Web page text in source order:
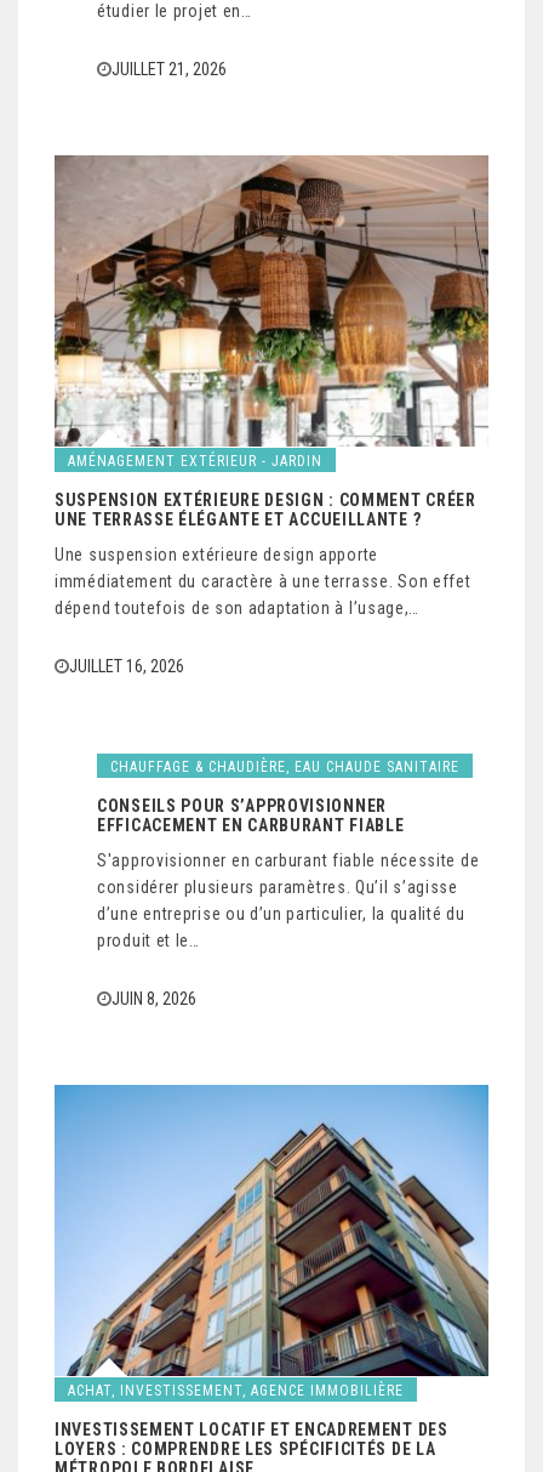
étudier le projet en…
JUILLET 21, 2026
AMÉNAGEMENT EXTÉRIEUR - JARDIN
SUSPENSION EXTÉRIEURE DESIGN : COMMENT CRÉER
UNE TERRASSE ÉLÉGANTE ET ACCUEILLANTE ?
Une suspension extérieure design apporte
immédiatement du caractère à une terrasse. Son effet
dépend toutefois de son adaptation à l’usage,…
JUILLET 16, 2026
CHAUFFAGE & CHAUDIÈRE, EAU CHAUDE SANITAIRE
CONSEILS POUR S’APPROVISIONNER
EFFICACEMENT EN CARBURANT FIABLE
S'approvisionner en carburant fiable nécessite de
considérer plusieurs paramètres. Qu’il s’agisse
d’une entreprise ou d’un particulier, la qualité du
produit et le…
JUIN 8, 2026
ACHAT, INVESTISSEMENT, AGENCE IMMOBILIÈRE
INVESTISSEMENT LOCATIF ET ENCADREMENT DES
LOYERS : COMPRENDRE LES SPÉCIFICITÉS DE LA
MÉTROPOLE BORDELAISE